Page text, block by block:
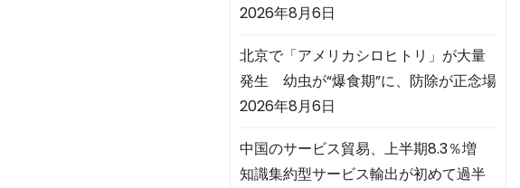
2026年8月6日
北京で「アメリカシロヒトリ」が大量
発生 幼虫が“爆食期”に、防除が正念場
2026年8月6日
中国のサービス貿易、上半期8.3％増
知識集約型サービス輸出が初めて過半